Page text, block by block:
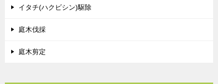
イタチ(ハクビシン)駆除
庭木伐採
庭木剪定